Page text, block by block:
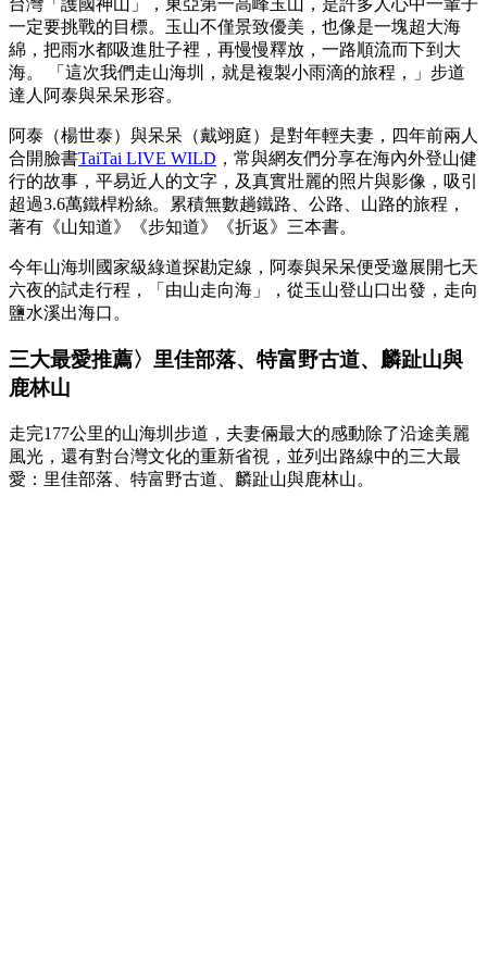
台灣「護國神山」，東亞第一高峰玉山，是許多人心中一輩子
一定要挑戰的目標。玉山不僅景致優美，也像是一塊超大海
綿，把雨水都吸進肚子裡，再慢慢釋放，一路順流而下到大
海。 「這次我們走山海圳，就是複製小雨滴的旅程，」步道
達人阿泰與呆呆形容。
阿泰（楊世泰）與呆呆（戴翊庭）是對年輕夫妻，四年前兩人
合開臉書TaiTai LIVE WILD ，常與網友們分享在海內外登山健
行的故事，平易近人的文字，及真實壯麗的照片與影像，吸引
超過3.6萬鐵桿粉絲。累積無數趟鐵路、公路、山路的旅程，
著有《山知道》《步知道》《折返》三本書。
今年山海圳國家級綠道探勘定線，阿泰與呆呆便受邀展開七天
六夜的試走行程，「由山走向海」，從玉山登山口出發，走向
鹽水溪出海口。
三大最愛推薦〉里佳部落、特富野古道、麟趾山與
鹿林山
走完177公里的山海圳步道，夫妻倆最大的感動除了沿途美麗
風光，還有對台灣文化的重新省視，並列出路線中的三大最
愛：里佳部落、特富野古道、麟趾山與鹿林山。